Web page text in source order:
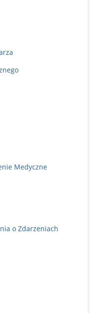
Medyczne
o Zdarzeniach